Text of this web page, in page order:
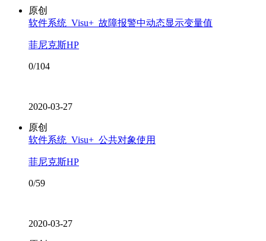
原创
软件系统_Visu+_故障报警中动态显示变量值
菲尼克斯HP
0/104
2020-03-27
原创
软件系统_Visu+_公共对象使用
菲尼克斯HP
0/59
2020-03-27